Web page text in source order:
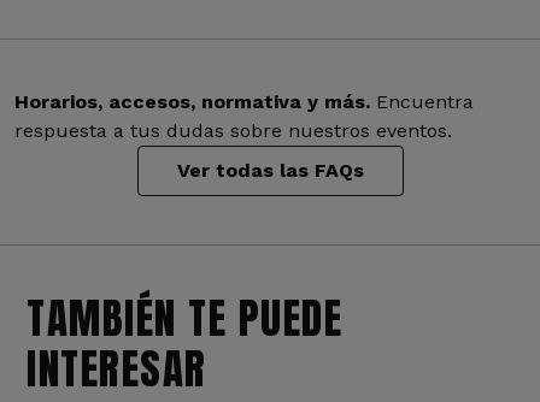
Horarios, accesos, normativa y más. Encuentra
respuesta a tus dudas sobre nuestros eventos.
Ver todas las FAQs
TAMBIÉN TE PUEDE
INTERESAR